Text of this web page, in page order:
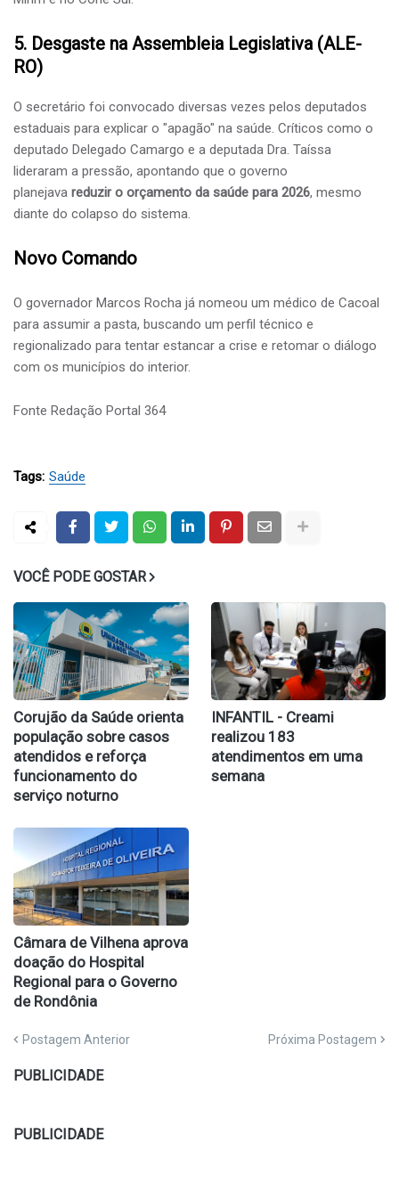
​5. Desgaste na Assembleia Legislativa (ALE-
RO)
​O secretário foi convocado diversas vezes pelos deputados
estaduais para explicar o "apagão" na saúde. Críticos como o
deputado Delegado Camargo e a deputada Dra. Taíssa
lideraram a pressão, apontando que o governo
planejava reduzir o orçamento da saúde para 2026, mesmo
diante do colapso do sistema.
​Novo Comando
​O governador Marcos Rocha já nomeou um médico de Cacoal
para assumir a pasta, buscando um perfil técnico e
regionalizado para tentar estancar a crise e retomar o diálogo
com os municípios do interior.
Fonte Redação Portal 364
Tags: Saúde
VOCÊ PODE GOSTAR
Corujão da Saúde orienta
população sobre casos
atendidos e reforça
funcionamento do
serviço noturno
INFANTIL - Creami
realizou 183
atendimentos em uma
semana
Câmara de Vilhena aprova
doação do Hospital
Regional para o Governo
de Rondônia
Postagem Anterior Próxima Postagem
PUBLICIDADE
PUBLICIDADE